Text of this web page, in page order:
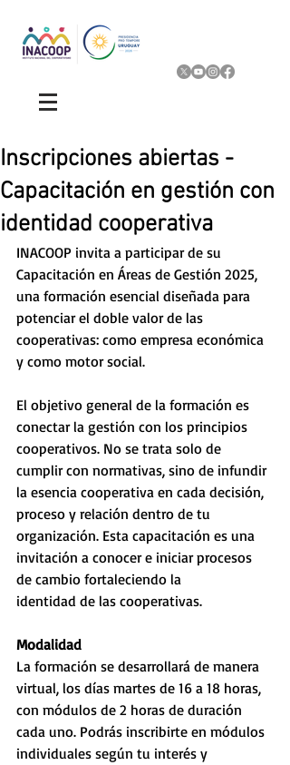
Inscripciones abiertas -
Capacitación en gestión con
identidad cooperativa
INACOOP invita a participar de su
Capacitación en Áreas de Gestión 2025,
una formación esencial diseñada para
potenciar el doble valor de las
cooperativas: como empresa económica
y como motor social.
El objetivo general de la formación es
conectar la gestión con los principios
cooperativos. No se trata solo de
cumplir con normativas, sino de infundir
la esencia cooperativa en cada decisión,
proceso y relación dentro de tu
organización. Esta capacitación es una
invitación a conocer e iniciar procesos
de cambio fortaleciendo la
identidad de las cooperativas.
Modalidad
La formación se desarrollará de manera
virtual, los días martes de 16 a 18 horas,
con módulos de 2 horas de duración
cada uno. Podrás inscribirte en módulos
individuales según tu interés y